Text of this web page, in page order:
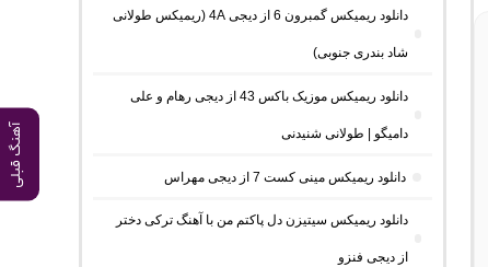
آهنگ قبلی
دانلود ریمیکس گمبرون 6 از دیجی 4A (ریمیکس طولانی
شاد بندری جنوبی)
دانلود ریمیکس موزیک باکس 43 از دیجی رهام و علی
دامیگو | طولانی شنیدنی
دانلود ریمیکس مینی کست 7 از دیجی مهراس
دانلود ریمیکس سیتیزن دل پاکتم من با آهنگ ترکی دختر
از دیجی فنزو